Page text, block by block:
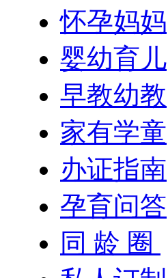
怀孕妈妈
婴幼育儿
早教幼教
家有学童
办证指南
孕育问答
同 龄 圈